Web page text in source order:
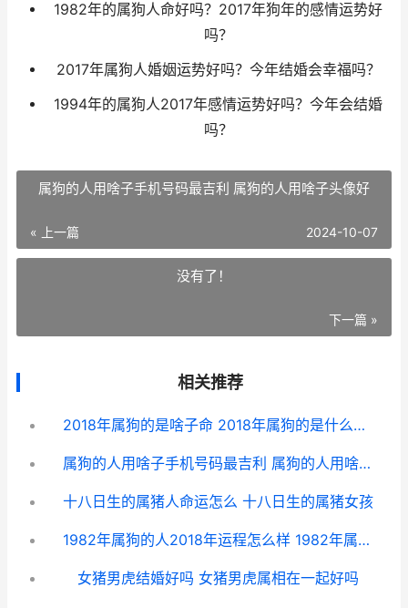
1982年的属狗人命好吗？2017年狗年的感情运势好
吗？
2017年属狗人婚姻运势好吗？今年结婚会幸福吗？
1994年的属狗人2017年感情运势好吗？今年会结婚
吗？
属狗的人用啥子手机号码最吉利 属狗的人用啥子头像好
« 上一篇 2024-10-07
没有了！
下一篇 »
相关推荐
2018年属狗的是啥子命 2018年属狗的是什么命五行缺什么
属狗的人用啥子手机号码最吉利 属狗的人用啥子头像好
十八日生的属猪人命运怎么 十八日生的属猪女孩
1982年属狗的人2018年运程怎么样 1982年属狗的人2024年运势
女猪男虎结婚好吗 女猪男虎属相在一起好吗